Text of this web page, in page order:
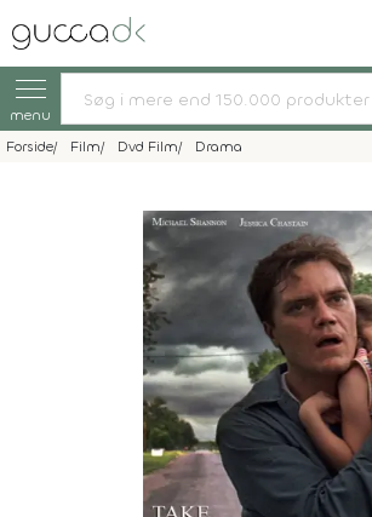
menu
Forside Film Dvd Film Drama